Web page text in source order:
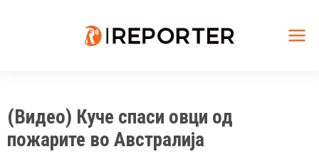
(Видео) Куче спаси овци од
пожарите во Австралија